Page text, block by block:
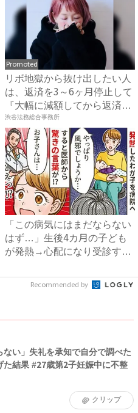
Promoted
リボ地獄から抜け出したい人
は、返済を3～6ヶ月停止して
『大幅に減額してから返済
す...
渋谷法務総合事務所
「この病気にはまだならない
はず…」生後4カ月の子ども
が発熱→心配になり受診する
Recommended by
ない」失礼を承知で自分で調べた
た結果 #27歳第2子妊娠中に不整
クリップ